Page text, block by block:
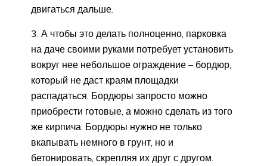
двигаться дальше.
А чтобы это делать полноценно, парковка
на даче своими руками потребует установить
вокруг нее небольшое ограждение – бордюр,
который не даст краям площадки
распадаться. Бордюры запросто можно
приобрести готовые, а можно сделать из того
же кирпича. Бордюры нужно не только
вкапывать немного в грунт, но и
бетонировать, скрепляя их друг с другом.